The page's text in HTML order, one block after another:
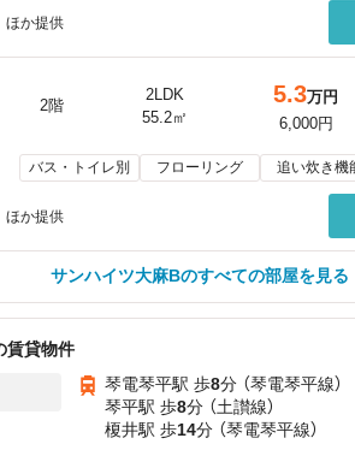
ほか提供
2階
2LDK
55.2㎡
5.3万円
6,000円
バス・トイレ別 フローリング 追い炊き機
ほか提供
サンハイツ大麻Bのすべての部屋を見る
賃貸物件
琴電琴平駅 歩8分 （琴電琴平線）
琴平駅 歩8分 （土讃線）
榎井駅 歩14分 （琴電琴平線）